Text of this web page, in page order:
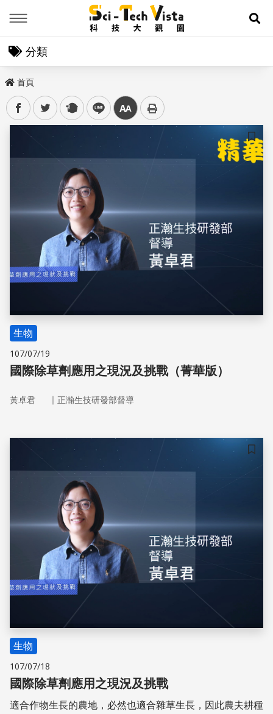
展
分類
首頁
facebooktwitter plurk line 中
儲存
生物
107/07/19
國際除草劑應用之現況及挑戰（菁華版）
黃卓君 ｜ 正瀚生技研發部督導
儲存
生物
107/07/18
國際除草劑應用之現況及挑戰
適合作物生長的農地，必然也適合雜草生長，因此農夫耕種